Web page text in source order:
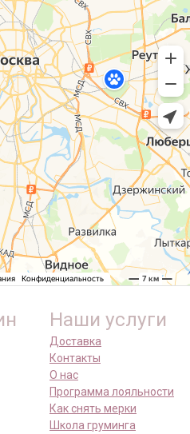
Наши услуги
Доставка
Контакты
О нас
Программа лояльности
Как снять мерки
Школа груминга